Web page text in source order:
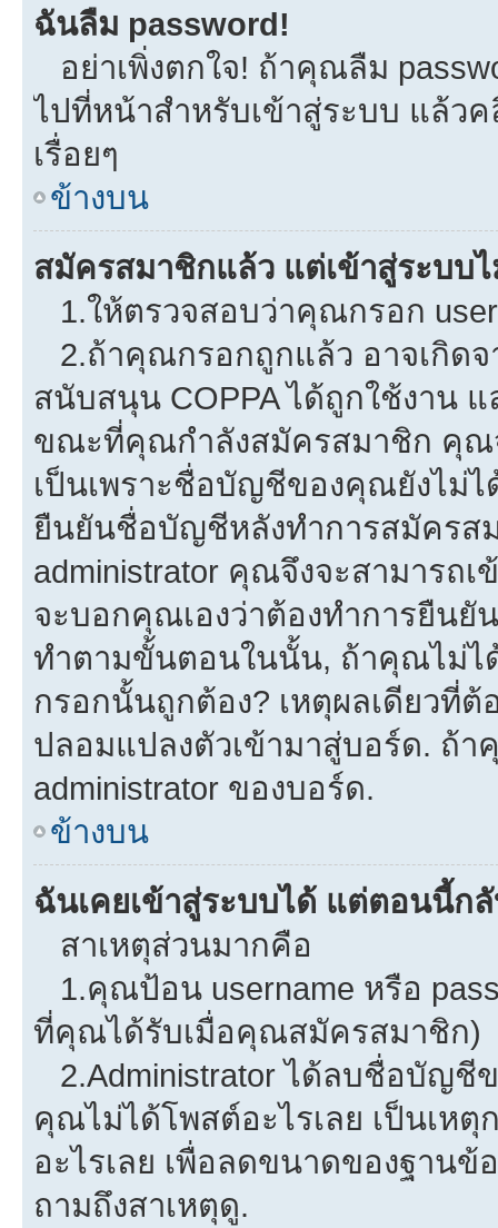
ฉันลืม password!
อย่าเพิ่งตกใจ! ถ้าคุณลืม
ไปที่หน้าสำหรับเข้าสู่ระบบ แล้ว
เรื่อยๆ
ข้างบน
สมัครสมาชิกแล้ว แต่เข้าสู่ระบบ
1.ให้ตรวจสอบว่าคุณกรอก
2.ถ้าคุณกรอกถูกแล้ว อาจเกิดจ
สนับสนุน COPPA ได้ถูกใช้งาน
ขณะที่คุณกำลังสมัครสมาชิก คุณ
เป็นเพราะชื่อบัญชีของคุณยังไม่
ยืนยันชื่อบัญชีหลังทำการสมัครส
administrator คุณจึงจะสามารถ
จะบอกคุณเองว่าต้องทำการยืน
ทำตามขั้นตอนในนั้น, ถ้าคุณไม่ไ
กรอกนั้นถูกต้อง? เหตุผลเดียวที่
ปลอมแปลงตัวเข้ามาสู่บอร์ด. ถ้
administrator ของบอร์ด.
ข้างบน
ฉันเคยเข้าสู่ระบบได้ แต่ตอนนี้ก
สาเหตุส่วนมากคือ
1.คุณป้อน username หรือ
ที่คุณได้รับเมื่อคุณสมัครสมาชิก)
2.Administrator ได้ลบชื่อบัญชี
คุณไม่ได้โพสต์อะไรเลย เป็นเห
อะไรเลย เพื่อลดขนาดของฐาน
ถามถึงสาเหตุดู.